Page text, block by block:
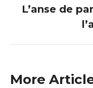
L’anse de
More